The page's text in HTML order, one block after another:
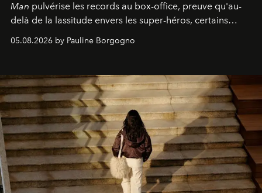
Man pulvérise les records au box-office, preuve qu'au-
delà de la lassitude envers les super-héros, certains
personnages continuent de susciter une ferveur intacte.
05.08.2026 by Pauline Borgogno